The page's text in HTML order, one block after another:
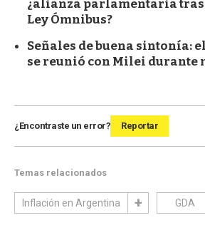
¿alianza parlamentaria tras
Ley Ómnibus?
Señales de buena sintonía:
se reunió con Milei durante
¿Encontraste un error? Reportar
Temas relacionados
Inflación en Argentina GDA